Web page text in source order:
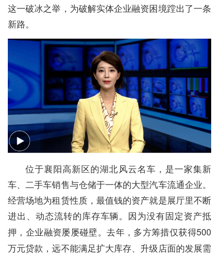
这一破冰之举，为破解实体企业融资困境蹚出了一条
新路。
位于襄阳高新区的湖北风云名车，是一家集新
车、二手车销售与仓储于一体的大型汽车流通企业。
经营场地为租赁性质，最值钱的资产就是展厅里不断
进出、动态流转的库存车辆。 因为没有固定资产抵
押，企业融资屡屡碰壁。去年，多方筹措仅获得500
万元贷款，远不能满足扩大库存、升级店面的发展需